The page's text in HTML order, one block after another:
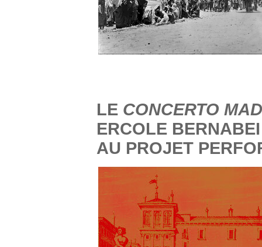
LE CONCERTO
ERCOLE
AU PROJET